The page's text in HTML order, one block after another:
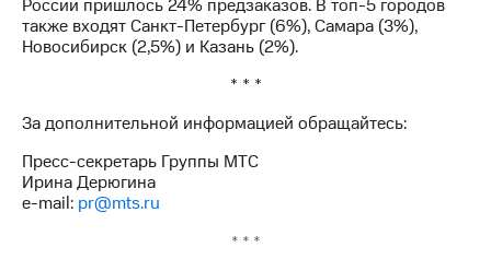
Рынок
акций
приобретения
выкупа
акций
Дивиденды
России пришлось 24% предзаказов. В топ-5 городов
также входят Санкт-Петербург (6%), Самара (3%),
Новосибирск (2,5%) и Казань (2%).
* * *
За дополнительной информацией обращайтесь:
Пресс-секретарь Группы МТС
Ирина Дерюгина
e-mail: pr@mts.ru
* * *